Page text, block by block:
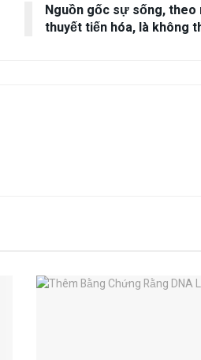
Nguồn gốc sự sống,
thuyết tiến hóa, là không